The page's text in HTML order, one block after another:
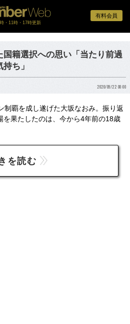
有料会員
・11時・17時更新
籍選択への思い「当たり前過
ち」
2020/09/22 08:00
制覇を成し遂げた大坂なおみ。振り返
を果たしたのは、今から4年前の18歳
を読む